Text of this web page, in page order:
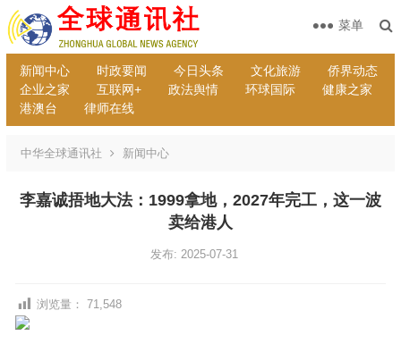
新闻中心 时政要闻 今日头条 文化旅游
侨界动态
企业之家
互联网+ 政法舆情 环球国际
健康之家
港澳台
律师在线
菜单
中华全球通讯社 新闻中心
李嘉诚捂地大法：1999拿地，2027年完工，这一波
卖给港人
发布: 2025-07-31
浏览量： 71,548